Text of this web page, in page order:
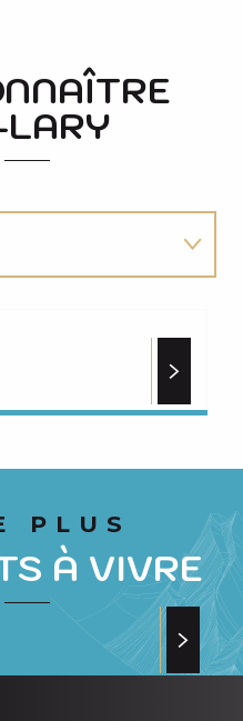
PLUS
À VIVRE
MANQUER AUTOUR